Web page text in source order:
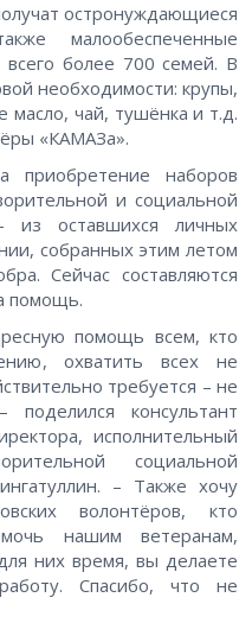
остронуждающиеся
малообеспеченные
более 700 семей. В
необходимости: крупы,
масло, чай, тушёнка и т.д.
«КАМАЗа».
приобретение наборов
и социальной
оставшихся личных
собранных этим летом
Сейчас составляются
помощь.
помощь всем, кто
охватить всех не
требуется – не
консультант
исполнительный
социальной
– Также хочу
волонтёров, кто
нашим ветеранам,
них время, вы делаете
Спасибо, что не